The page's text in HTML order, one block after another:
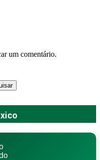
um comentário.